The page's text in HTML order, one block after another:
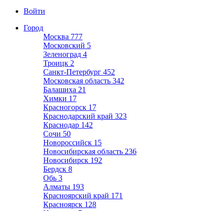
Войти
Город
Москва 777
Московский 5
Зеленоград 4
Троицк 2
Санкт-Петербург 452
Московская область 342
Балашиха 21
Химки 17
Красногорск 17
Краснодарский край 323
Краснодар 142
Сочи 50
Новороссийск 15
Новосибирская область 236
Новосибирск 192
Бердск 8
Обь 3
Алматы 193
Красноярский край 171
Красноярск 128